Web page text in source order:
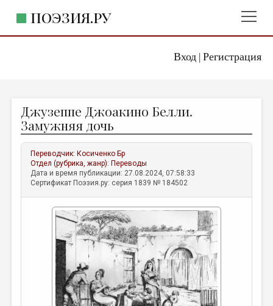
Вход| Регистрация
ПОЭЗИЯ.РУ
ЖАНРЫ
АВТОРЫ
КОММЕНТАРИИ
ЛИТСАЛОН
ПРАВИЛА САЙТА
ОТДЕЛЫ И РУБРИКИ
ИЗБРАННОЕ
ДАЙДЖЕСТ
Джузеппе Джоакино Белли.
Замужняя дочь
Переводчик: Косиченко Бр
Отдел (рубрика, жанр): Переводы
Дата и время публикации: 27.08.2024, 07:58:33
Сертификат Поэзия.ру: серия 1839 № 184502